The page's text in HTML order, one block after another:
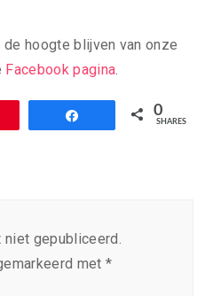
hoogte blijven van onze
Facebook pagina.
0
SHARES
gepubliceerd.
met *